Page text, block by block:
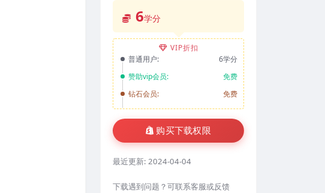
6学分
VIP折扣
普通用户:
6学分
赞助vip会员:
免费
钻石会员:
免费
购买下载权限
最近更新: 2024-04-04
下载遇到问题？可联系客服或反馈